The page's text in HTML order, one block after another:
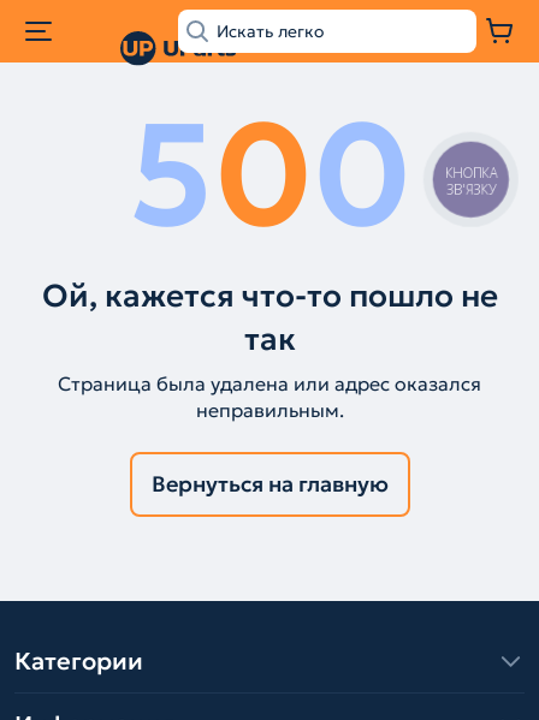
500
Ой, кажется что-то пошло не
так
Страница была удалена или адрес оказался
неправильным.
Вернуться на главную
Категории
КНОПКА
ЗВ'ЯЗКУ